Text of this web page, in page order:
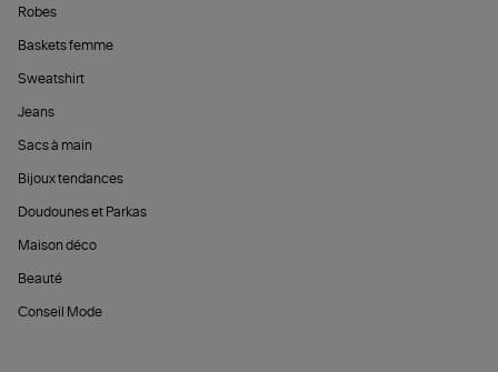
Robes
Baskets femme
Sweatshirt
Jeans
Sacs à main
Bijoux tendances
Doudounes et Parkas
Maison déco
Beauté
Conseil Mode